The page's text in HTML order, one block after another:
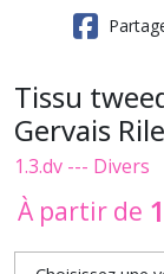
Tissu
Gervais
1.3.dv --- Divers
À partir de 1